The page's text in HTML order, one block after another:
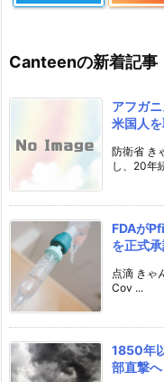
Canteenの新着記事
アフガ
米国人
防衛省 き
し、20年
FDAが
を正式
点滴 きゃ
Cov ...
1850年
部直撃へ